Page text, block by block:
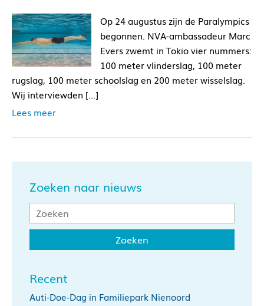
Op 24 augustus zijn de Paralympics
begonnen. NVA-ambassadeur Marc
Evers zwemt in Tokio vier nummers:
100 meter vlinderslag, 100 meter
rugslag, 100 meter schoolslag en 200 meter wisselslag.
Wij interviewden […]
Lees meer
Zoeken naar nieuws
Recent
Auti-Doe-Dag in Familiepark Nienoord